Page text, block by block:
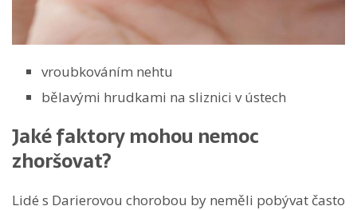
vroubkováním nehtu
bělavými hrudkami na sliznici v ústech
Jaké faktory mohou nemoc
zhoršovat?
Lidé s Darierovou chorobou by neměli pobývat často